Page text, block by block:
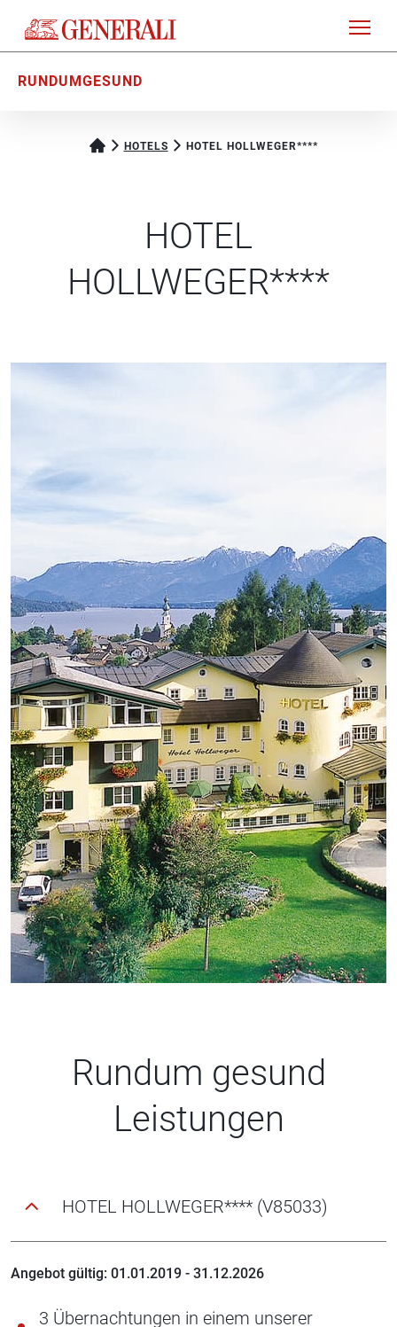
RUNDUMGESUND
HOTELS HOTEL HOLLWEGER****
HOTEL
HOLLWEGER****
Rundum gesund
Leistungen
HOTEL HOLLWEGER**** (V85033)
Angebot gültig: 01.01.2019 - 31.12.2026
3 Übernachtungen in einem unserer